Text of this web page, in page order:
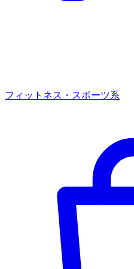
フィットネス・スポーツ系